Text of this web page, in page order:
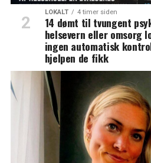
LOKALT 4 timer siden
14 dømt til tvungent
helsevern eller omsorg
ingen automatisk
hjelpen de fikk